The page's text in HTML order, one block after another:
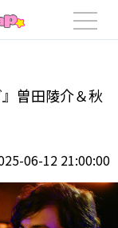
画『惑星ラブソング』
曽田陵介＆秋
06-12 21:00:00